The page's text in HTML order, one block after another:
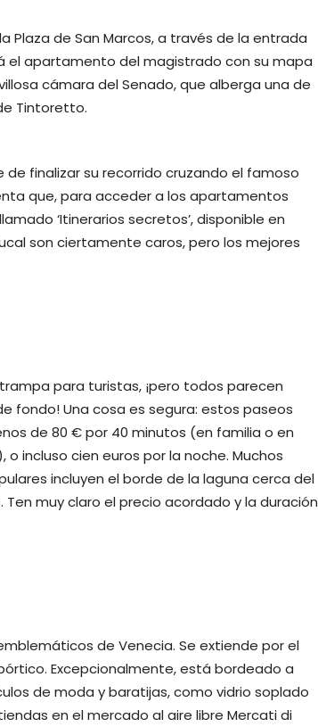
de San Marcos, a través de la entrada
el apartamento del magistrado con su mapa
cámara del Senado, que alberga una de
Tintoretto.
finalizar su recorrido cruzando el famoso
que, para acceder a los apartamentos
‘Itinerarios secretos’, disponible en
son ciertamente caros, pero los mejores
para turistas, ¡pero todos parecen
fondo! Una cosa es segura: estos paseos
de 80 € por 40 minutos (en familia o en
incluso cien euros por la noche. Muchos
incluyen el borde de la laguna cerca del
Ten muy claro el precio acordado y la duración
de Venecia. Se extiende por el
Excepcionalmente, está bordeado a
de moda y baratijas, como vidrio soplado
en el mercado al aire libre Mercati di